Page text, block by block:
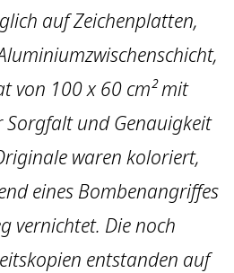
auf Zeichenplatten,
von 100 x 60 cm² mit
und Genauigkeit
waren koloriert,
eines Bombenangriffes
vernichtet. Die noch
entstanden auf